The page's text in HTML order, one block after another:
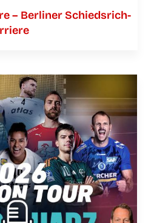
– Ber­li­ner Schieds­­­rich­­­